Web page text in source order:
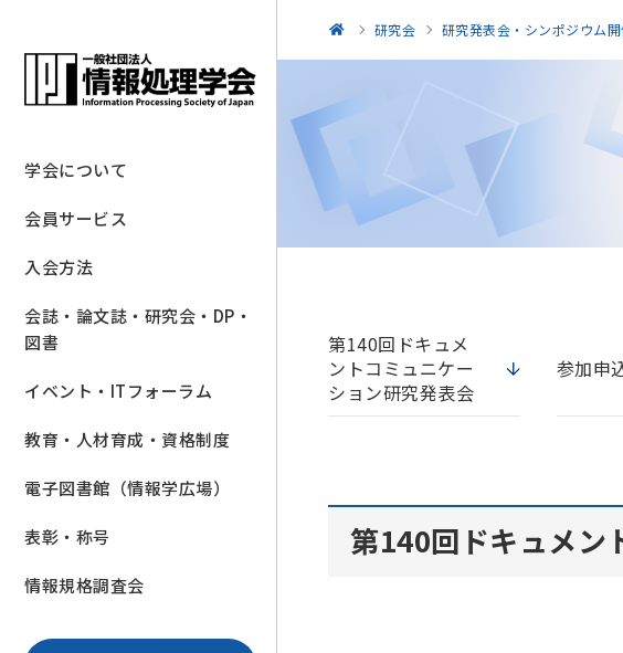
学会について
会員サービス
入会方法
会誌・論文誌・研究会・DP・
図書
イベント・ITフォーラム
教育・人材育成・資格制度
電子図書館（情報学広場）
表彰・称号
情報規格調査会
研究会 研究発表会・シンポジウム
第140回ドキュメ
ントコミュニケー
ション研究発表会
参加申
第140回ドキュメン